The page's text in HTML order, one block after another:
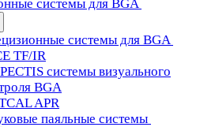
системы для BGA
системы для BGA
TF/IR
системы визуального
BGA
APR
паяльные системы